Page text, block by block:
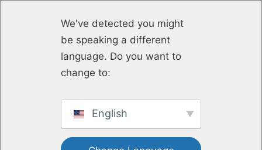
We've detected you might
be speaking a different
language. Do you want to
change to:
English